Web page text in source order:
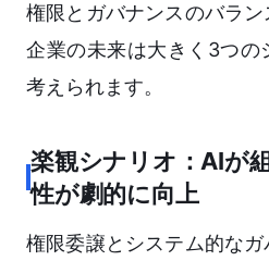
権限とガバナンスのバラン
企業の未来は大きく3つの
考えられます。
楽観シナリオ：AIが
性が劇的に向上
権限委譲とシステム的な